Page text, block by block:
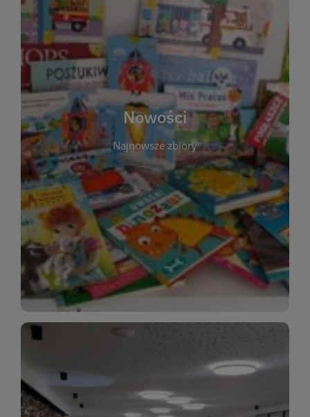
Nowości
Najnowsze zbiory
W tej sekcji prezentujemy najnowsze książki,
audiobooki oraz filmy, które właśnie trafiły do
zbiorów Miejskiej Biblioteki Publicznej w
Starachowicach. Regularnie aktualizujemy listę,
aby Czytelnicy mogli na bieżąco odkrywać świeże
tytuły i najciekawsze premiery wydawnicze. Każda
pozycja opatrzona jest krótkim opisem i
informacją o dostępności w katalogu. Zachęcamy
do częstych odwiedzin – nowości pojawiają się
niemal każdego tygodnia! Dzięki tej zakładce
zawsze będziesz wiedzieć, co warto przeczytać
jako pierwsze.
WIĘCEJ
WIĘCEJ